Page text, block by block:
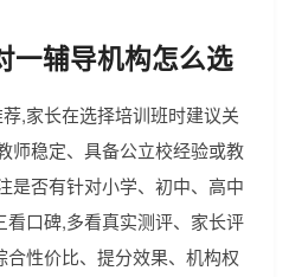
一辅导机构怎么选
,家长在选择培训班时建议关
师稳定、具备公立校经验或教
是否有针对小学、初中、高中
口碑,多看真实测评、家长评
性价比、提分效果、机构权